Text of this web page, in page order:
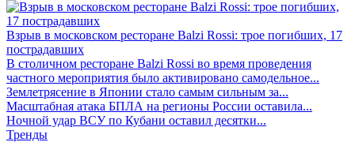
Взрыв в московском ресторане Balzi Rossi: трое погибших, 17
пострадавших
В столичном ресторане Balzi Rossi во время проведения
частного мероприятия было активировано самодельное...
Землетрясение в Японии стало самым сильным за...
Масштабная атака БПЛА на регионы России оставила...
Ночной удар ВСУ по Кубани оставил десятки...
Тренды